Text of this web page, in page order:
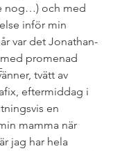
nog…) och med
inför min
var det Jonathan-
promenad
tvätt av
eftermiddag i
en
mamma när
jag har hela